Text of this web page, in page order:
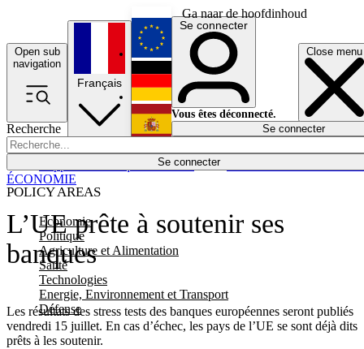
Ga naar de hoofdinhoud
Open sub
navigation
Close menu
Recherche
Se connecter
POLICY AREAS
Economie
Politique
Agriculture et Alimentation
Santé
Technologies
Energie, Environnement et Transport
Défense
Économie
Français
English
Deutsch
Español
Se connecter
Vous êtes déconnecté.
Se connecter
L’UE prête à soutenir ses
banques
Les résultats des stress tests des banques européennes seront publiés
vendredi 15 juillet. En cas d’échec, les pays de l’UE se sont déjà dits
prêts à les soutenir.
ÉCONOMIE